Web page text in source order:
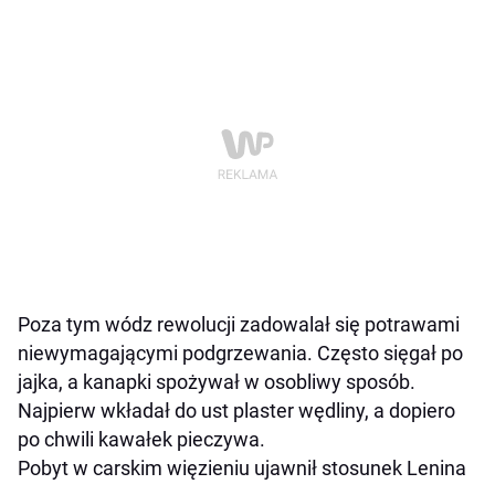
Poza tym wódz rewolucji zadowalał się potrawami
niewymagającymi podgrzewania. Często sięgał po
jajka, a kanapki spożywał w osobliwy sposób.
Najpierw wkładał do ust plaster wędliny, a dopiero
po chwili kawałek pieczywa.
Pobyt w carskim więzieniu ujawnił stosunek Lenina